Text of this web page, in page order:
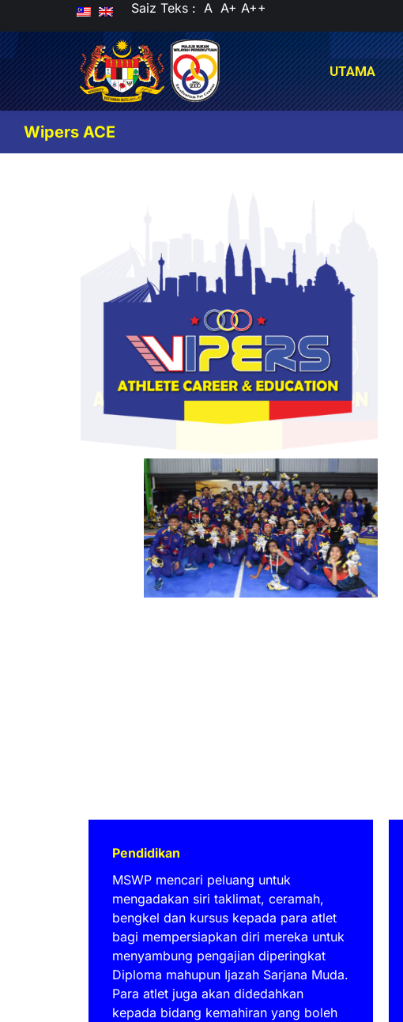
Saiz Teks : A A+ A++
UTAMA
Wipers ACE
Pendidikan
MSWP mencari peluang untuk
mengadakan siri taklimat, ceramah,
bengkel dan kursus kepada para atlet
bagi mempersiapkan diri mereka untuk
menyambung pengajian diperingkat
Diploma mahupun Ijazah Sarjana Muda.
Para atlet juga akan didedahkan
kepada bidang kemahiran yang boleh
UTAMA